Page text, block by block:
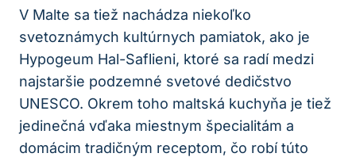
V Malte sa tiež nachádza niekoľko
svetoznámych kultúrnych pamiatok, ako je
Hypogeum Hal-Saflieni, ktoré sa radí medzi
najstaršie podzemné svetové dedičstvo
UNESCO. Okrem toho maltská kuchyňa je tiež
jedinečná vďaka miestnym špecialitám a
domácim tradičným receptom, čo robí túto